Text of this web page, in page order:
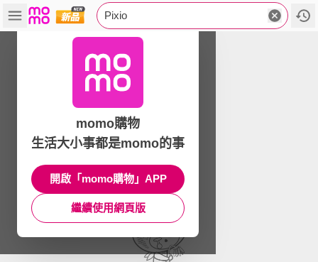
Pixio
momo購物
生活大小事都是momo的事
開啟「momo購物」APP
繼續使用網頁版